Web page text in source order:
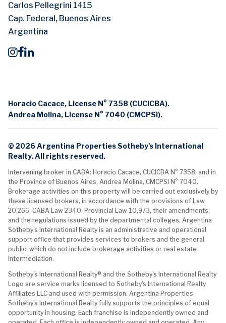
Carlos Pellegrini 1415
Cap. Federal, Buenos Aires
Argentina
Horacio Cacace, License N° 7358 (CUCICBA).
Andrea Molina, License N° 7040 (CMCPSI).
© 2026 Argentina Properties Sotheby's International
Realty. All rights reserved.
Intervening broker in CABA: Horacio Cacace, CUCICBA N° 7358; and in
the Province of Buenos Aires, Andrea Molina, CMCPSI N° 7040.
Brokerage activities on this property will be carried out exclusively by
these licensed brokers, in accordance with the provisions of Law
20,266, CABA Law 2340, Provincial Law 10,973, their amendments,
and the regulations issued by the departmental colleges. Argentina
Sotheby's International Realty is an administrative and operational
support office that provides services to brokers and the general
public, which do not include brokerage activities or real estate
intermediation.
Sotheby's International Realty® and the Sotheby's International Realty
Logo are service marks licensed to Sotheby's International Realty
Affiliates LLC and used with permission. Argentina Properties
Sotheby's International Realty fully supports the principles of equal
opportunity in housing. Each franchise is independently owned and